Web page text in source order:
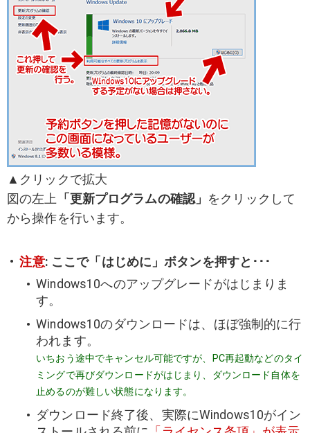
▲クリックで拡大
図の左上
「更新プログラムの確認」 をクリックして
から操作を行います。
注意: ここで「はじめに」ボタンを押すと･･･
Windows10へのアップグレードがはじまりま
す。
Windows10のダウンロードは、ほぼ強制的に行
われます。
いちおう途中でキャンセル可能ですが、PC再起動などのタイ
ミングで再びダウンロードがはじまり、ダウンロード自体を
止めるのが難しい状態になります。
ダウンロード終了後、実際にWindows10がイン